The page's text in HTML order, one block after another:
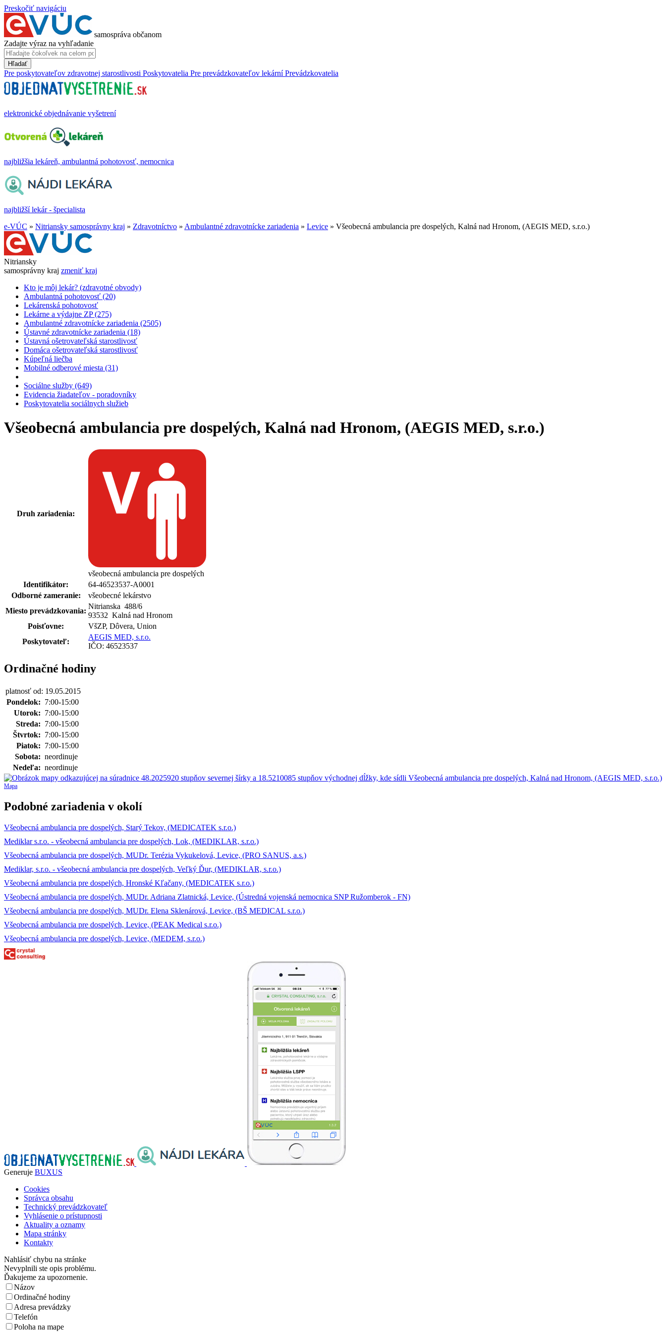
Preskočiť navigáciu
samospráva občanom
Zadajte výraz na vyhľadanie
Hľadať
Pre poskytovateľov zdravotnej starostlivosti Poskytovatelia Pre prevádzkovateľov lekární Prevádzkovatelia
elektronické objednávanie vyšetrení
najbližšia lekáreň, ambulantná pohotovosť, nemocnica
najbližší lekár - špecialista
e-VÚC » Nitriansky samosprávny kraj » Zdravotníctvo » Ambulantné zdravotnícke zariadenia » Levice » Všeobecná ambulancia pre dospelých, Kalná nad Hronom, (AEGIS MED, s.r.o.)
Nitriansky
samosprávny kraj zmeniť kraj
Kto je môj lekár? (zdravotné obvody)
Ambulantná pohotovosť (20)
Lekárenská pohotovosť
Lekárne a výdajne ZP (275)
Ambulantné zdravotnícke zariadenia (2505)
Ústavné zdravotnícke zariadenia (18)
Ústavná ošetrovateľská starostlivosť
Domáca ošetrovateľská starostlivosť
Kúpeľná liečba
Mobilné odberové miesta (31)
Sociálne služby (649)
Evidencia žiadateľov - poradovníky
Poskytovatelia sociálnych služieb
Všeobecná ambulancia pre dospelých, Kalná nad Hronom, (AEGIS MED, s.r.o.)
Druh zariadenia:
všeobecná ambulancia pre dospelých
Identifikátor:
64-46523537-A0001
Odborné zameranie:
všeobecné lekárstvo
Miesto prevádzkovania:
Nitrianska 488/6
93532 Kalná nad Hronom
Poisťovne:
VšZP, Dôvera, Union
Poskytovateľ:
AEGIS MED, s.r.o.
IČO: 46523537
Ordinačné hodiny
platnosť od: 19.05.2015
Pondelok: 7:00-15:00
Utorok: 7:00-15:00
Streda: 7:00-15:00
Štvrtok: 7:00-15:00
Piatok: 7:00-15:00
Sobota: neordinuje
Nedeľa: neordinuje
Mapa
Podobné zariadenia v okolí
Všeobecná ambulancia pre dospelých, Starý Tekov, (MEDICATEK s.r.o.)
Mediklar s.r.o. - všeobecná ambulancia pre dospelých, Lok, (MEDIKLAR, s.r.o.)
Všeobecná ambulancia pre dospelých, MUDr. Terézia Vykukelová, Levice, (PRO SANUS, a.s.)
Mediklar, s.r.o. - všeobecná ambulancia pre dospelých, Veľký Ďur, (MEDIKLAR, s.r.o.)
Všeobecná ambulancia pre dospelých, Hronské Kľačany, (MEDICATEK s.r.o.)
Všeobecná ambulancia pre dospelých, MUDr. Adriana Zlatnická, Levice, (Ústredná vojenská nemocnica SNP Ružomberok - FN)
Všeobecná ambulancia pre dospelých, MUDr. Elena Sklenárová, Levice, (BŠ MEDICAL s.r.o.)
Všeobecná ambulancia pre dospelých, Levice, (PEAK Medical s.r.o.)
Všeobecná ambulancia pre dospelých, Levice, (MEDEM, s.r.o.)
Generuje BUXUS
Cookies
Správca obsahu
Technický prevádzkovateľ
Vyhlásenie o prístupnosti
Aktuality a oznamy
Mapa stránky
Kontakty
Nahlásiť chybu na stránke
Nevyplnili ste opis problému.
Ďakujeme za upozornenie.
Názov
Ordinačné hodiny
Adresa prevádzky
Telefón
Poloha na mape